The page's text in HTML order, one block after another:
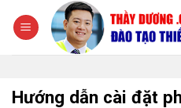
đến
Hướng dẫn cài đặt